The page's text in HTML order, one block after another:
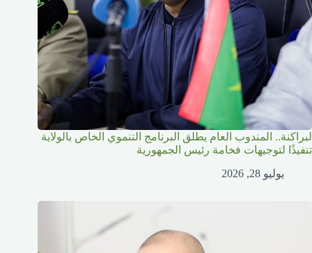
لبراكنة.. المندوب العام يطلق البرنامج التنموي الخاص بالولاية
تنفيذًا لتوجيهات فخامة رئيس الجمهورية
يوليو 28, 2026